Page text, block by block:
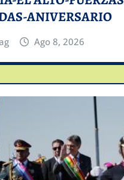
ANIVERSARIO
Ago 8, 2026